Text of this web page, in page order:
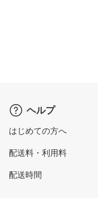
ヘルプ
はじめての方へ
配送料・利用料
配送時間